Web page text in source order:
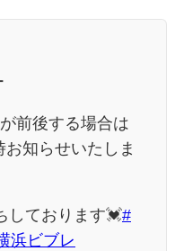
前後する場合は
知らせいたしま
しております💓#
浜ビブレ